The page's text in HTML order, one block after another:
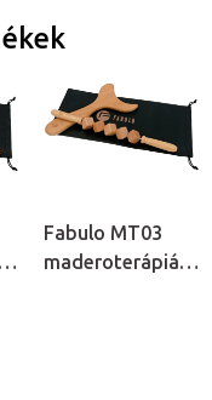
Fabulo MT03
maderoterápiás